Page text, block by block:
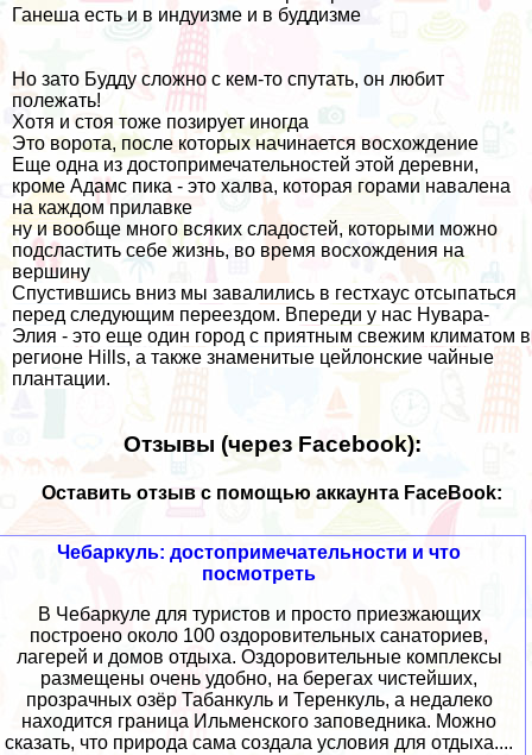
Ганеша есть и в индуизме и в буддизме
Но зато Будду сложно с кем-то спутать, он любит
полежать!
Хотя и стоя тоже позирует иногда
Это ворота, после которых начинается восхождение
Еще одна из достопримечательностей этой деревни,
кроме Адамс пика - это халва, которая горами навалена
на каждом прилавке
ну и вообще много всяких сладостей, которыми можно
подсластить себе жизнь, во время восхождения на
вершину
Спустившись вниз мы завалились в гестхаус отсыпаться
перед следующим переездом. Впереди у нас Нувара-
Элия - это еще один город с приятным свежим климатом в
регионе Hills, а также знаменитые цейлонские чайные
плантации.
Отзывы (через Facebook):
Оставить отзыв с помощью аккаунта FaceBook:
Чебаркуль: достопримечательности и что
посмотреть
В Чебаркуле для туристов и просто приезжающих
построено около 100 оздоровительных санаториев,
лагерей и домов отдыха. Оздоровительные комплексы
размещены очень удобно, на берегах чистейших,
прозрачных озёр Табанкуль и Теренкуль, а недалеко
находится граница Ильменского заповедника. Можно
сказать, что природа сама создала условия для отдыха....